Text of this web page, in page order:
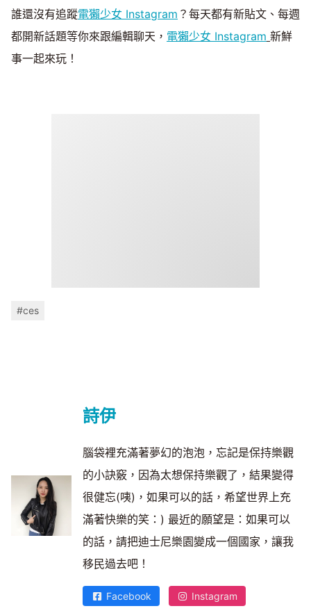
誰還沒有追蹤電獺少女 Instagram ？每天都有新貼文、每週
都開新話題等你來跟編輯聊天， 電獺少女 Instagram 新鮮
事一起來玩！
#ces
詩伊
腦袋裡充滿著夢幻的泡泡，忘記是保持樂觀
的小訣竅，因為太想保持樂觀了，結果變得
很健忘(咦)，如果可以的話，希望世界上充
滿著快樂的笑：) 最近的願望是：如果可以
的話，請把迪士尼樂園變成一個國家，讓我
移民過去吧！
Facebook Instagram